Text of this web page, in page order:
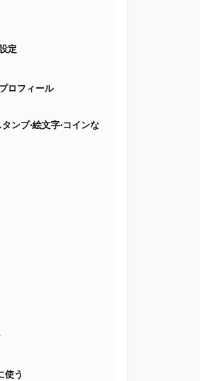
定
ロフィール
ンプ⋅絵文字⋅コインな
使う